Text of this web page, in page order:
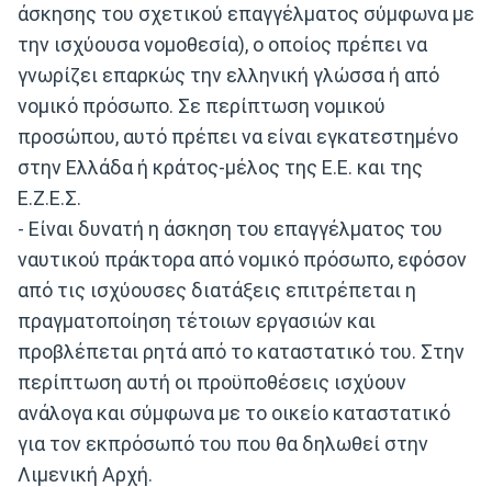
άσκησης του σχετικού επαγγέλματος σύμφωνα με
την ισχύουσα νομοθεσία), ο οποίος πρέπει να
γνωρίζει επαρκώς την ελληνική γλώσσα ή από
νομικό πρόσωπο. Σε περίπτωση νομικού
προσώπου, αυτό πρέπει να είναι εγκατεστημένο
στην Ελλάδα ή κράτος-μέλος της Ε.Ε. και της
Ε.Ζ.Ε.Σ.
- Είναι δυνατή η άσκηση του επαγγέλματος του
ναυτικού πράκτορα από νομικό πρόσωπο, εφόσον
από τις ισχύουσες διατάξεις επιτρέπεται η
πραγματοποίηση τέτοιων εργασιών και
προβλέπεται ρητά από το καταστατικό του. Στην
περίπτωση αυτή οι προϋποθέσεις ισχύουν
ανάλογα και σύμφωνα με το οικείο καταστατικό
για τον εκπρόσωπό του που θα δηλωθεί στην
Λιμενική Αρχή.